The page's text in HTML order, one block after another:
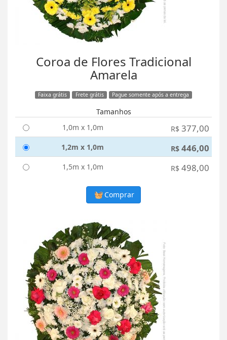
Coroa de Flores Tradicional
Amarela
Faixa grátis Frete grátis Pague somente após a entrega
Tamanhos
1,0m x 1,0m
R$ 377,00
1,2m x 1,0m R$ 446,00
1,5m x 1,0m R$ 498,00
Comprar